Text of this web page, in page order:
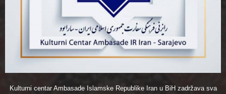
Kulturni centar Ambasade Islamske Republike Iran u BiH zadržava sva